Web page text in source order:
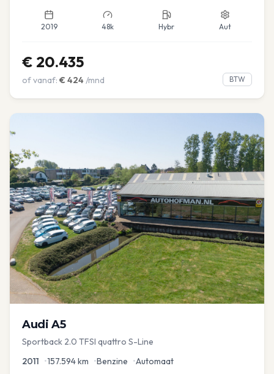
2019 48k Hybr Aut
€ 20.435
of vanaf: € 424 /mnd BTW
Audi A5
Sportback 2.0 TFSI quattro S-Line
2011 •157.594km •Benzine •Automaat